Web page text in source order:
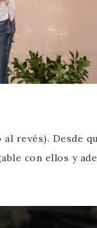
al revés). Desde
con ellos y